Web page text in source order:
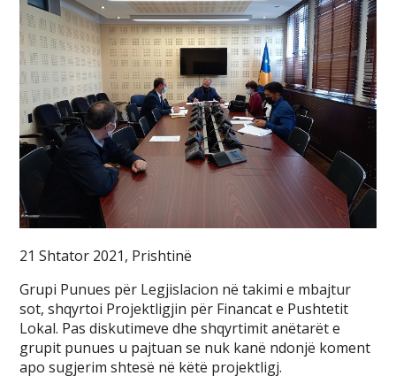
21 Shtator 2021, Prishtinë
Grupi Punues për Legjislacion në takimi e mbajtur
sot, shqyrtoi Projektligjin për Financat e Pushtetit
Lokal. Pas diskutimeve dhe shqyrtimit anëtarët e
grupit punues u pajtuan se nuk kanë ndonjë koment
apo sugjerim shtesë në këtë projektligj.